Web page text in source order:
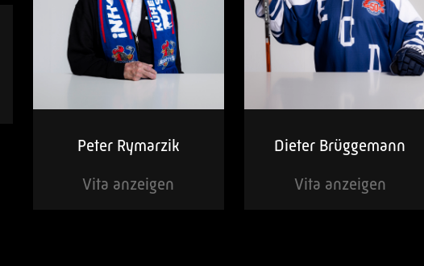
Peter Rymarzik
Vita anzeigen
Dieter Brüggemann
Vita anzeigen